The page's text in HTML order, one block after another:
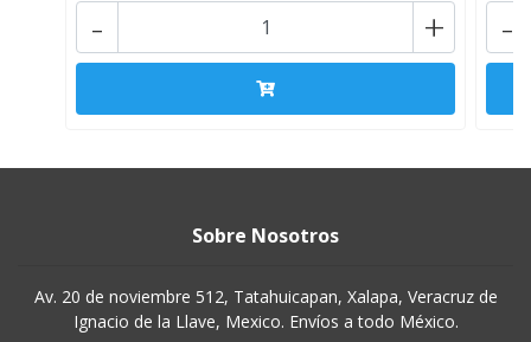
+
- -
Sobre Nosotros
Av. 20 de noviembre 512, Tatahuicapan, Xalapa, Veracruz de
Ignacio de la Llave, Mexico. Envíos a todo México.